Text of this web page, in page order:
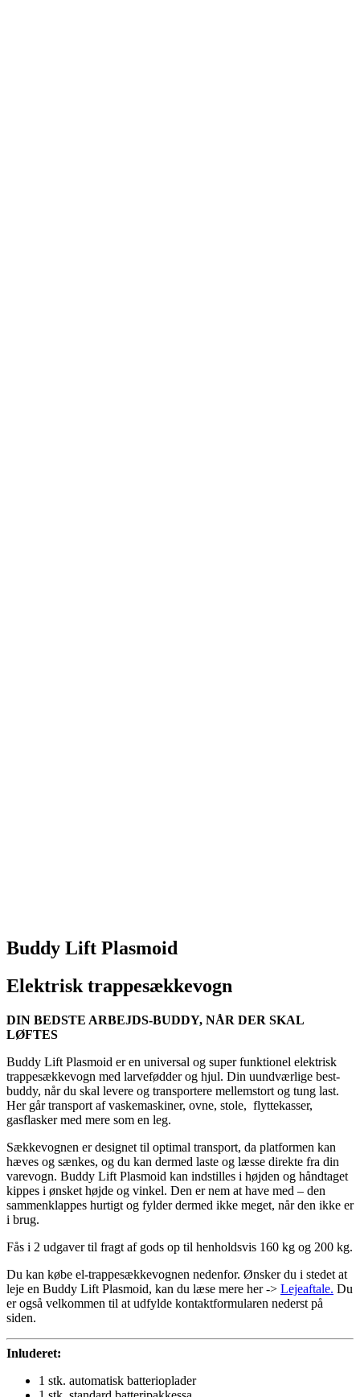
Buddy Lift Plasmoid
Elektrisk trappesækkevogn
DIN BEDSTE ARBEJDS-BUDDY, NÅR DER SKAL
LØFTES
Buddy Lift Plasmoid er en universal og super funktionel elektrisk
trappesækkevogn med larvefødder og hjul. Din uundværlige best-
buddy, når du skal levere og transportere mellemstort og tung last.
Her går transport af vaskemaskiner, ovne, stole, flyttekasser,
gasflasker med mere som en leg.
Sækkevognen er designet til optimal transport, da platformen kan
hæves og sænkes, og du kan dermed laste og læsse direkte fra din
varevogn. Buddy Lift Plasmoid kan indstilles i højden og håndtaget
kippes i ønsket højde og vinkel. Den er nem at have med – den
sammenklappes hurtigt og fylder dermed ikke meget, når den ikke er
i brug.
Fås i 2 udgaver til fragt af gods op til henholdsvis 160 kg og 200 kg.
Du kan købe el-trappesækkevognen nedenfor. Ønsker du i stedet at
leje en Buddy Lift Plasmoid, kan du læse mere her -> Lejeaftale. Du
er også velkommen til at udfylde kontaktformularen nederst på
siden.
Inluderet:
1 stk. automatisk batterioplader